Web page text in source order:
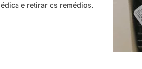
e retirar os remédios.